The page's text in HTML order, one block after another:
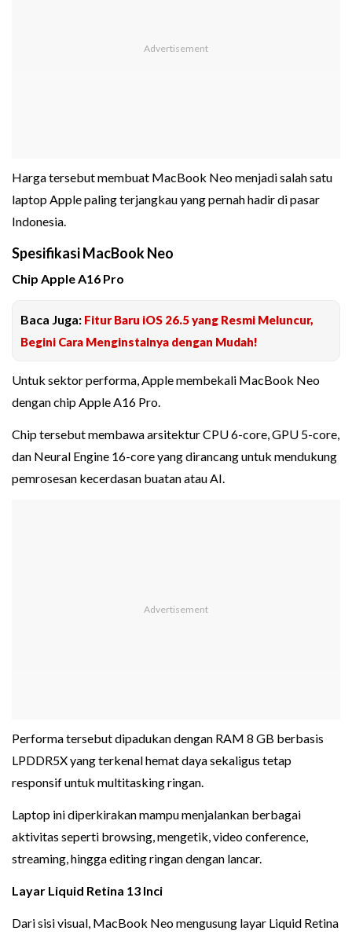
Harga tersebut membuat MacBook Neo menjadi salah satu
laptop Apple paling terjangkau yang pernah hadir di pasar
Indonesia.
Spesifikasi MacBook Neo
Chip Apple A16 Pro
Baca Juga: Fitur Baru iOS 26.5 yang Resmi Meluncur,
Begini Cara Menginstalnya dengan Mudah!
Untuk sektor performa, Apple membekali MacBook Neo
dengan chip Apple A16 Pro.
Chip tersebut membawa arsitektur CPU 6-core, GPU 5-core,
dan Neural Engine 16-core yang dirancang untuk mendukung
pemrosesan kecerdasan buatan atau AI.
Performa tersebut dipadukan dengan RAM 8 GB berbasis
LPDDR5X yang terkenal hemat daya sekaligus tetap
responsif untuk multitasking ringan.
Laptop ini diperkirakan mampu menjalankan berbagai
aktivitas seperti browsing, mengetik, video conference,
streaming, hingga editing ringan dengan lancar.
Layar Liquid Retina 13 Inci
Dari sisi visual, MacBook Neo mengusung layar Liquid Retina